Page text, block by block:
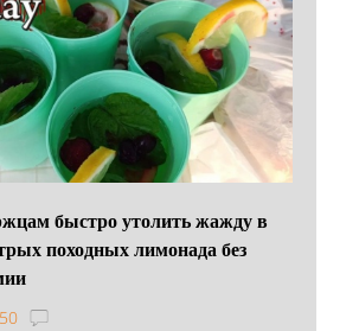
быстро утолить жажду в
походных лимонада без